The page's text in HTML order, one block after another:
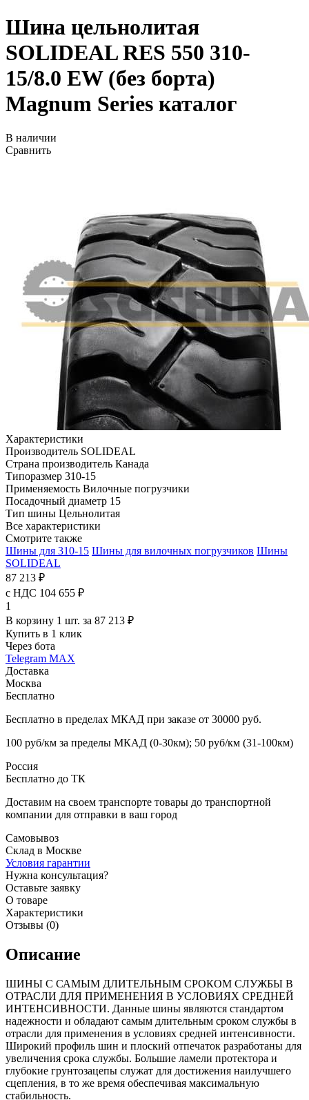
Шина цельнолитая
SOLIDEAL RES 550 310-
15/8.0 EW (без борта)
Magnum Series каталог
В наличии
Сравнить
Характеристики
Производитель SOLIDEAL
Страна производитель Канада
Типоразмер 310-15
Применяемость Вилочные погрузчики
Посадочный диаметр 15
Тип шины Цельнолитая
Все характеристики
Смотрите также
Шины для 310-15 Шины для вилочных погрузчиков Шины
SOLIDEAL
87 213 ₽
с НДС 104 655 ₽
1
В корзину 1 шт. за 87 213 ₽
Купить в 1 клик
Через бота
Telegram MAX
Доставка
Москва
Бесплатно
Бесплатно в пределах МКАД при заказе от 30000 руб.
100 руб/км за пределы МКАД (0-30км); 50 руб/км (31-100км)
Россия
Бесплатно до ТК
Доставим на своем транспорте товары до транспортной
компании для отправки в ваш город
Самовывоз
Склад в Москве
Условия гарантии
Нужна консультация?
Оставьте заявку
О товаре
Характеристики
Отзывы (0)
Описание
ШИНЫ С САМЫМ ДЛИТЕЛЬНЫМ СРОКОМ СЛУЖБЫ В
ОТРАСЛИ ДЛЯ ПРИМЕНЕНИЯ В УСЛОВИЯХ СРЕДНЕЙ
ИНТЕНСИВНОСТИ. Данные шины являются стандартом
надежности и обладают самым длительным сроком службы в
отрасли для применения в условиях средней интенсивности.
Широкий профиль шин и плоский отпечаток разработаны для
увеличения срока службы. Большие ламели протектора и
глубокие грунтозацепы служат для достижения наилучшего
сцепления, в то же время обеспечивая максимальную
стабильность.